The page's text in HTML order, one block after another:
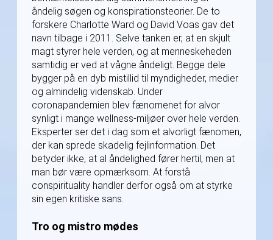
åndelig søgen og konspirationsteorier. De to
forskere Charlotte Ward og David Voas gav det
navn tilbage i 2011. Selve tanken er, at en skjult
magt styrer hele verden, og at menneskeheden
samtidig er ved at vågne åndeligt. Begge dele
bygger på en dyb mistillid til myndigheder, medier
og almindelig videnskab. Under
coronapandemien blev fænomenet for alvor
synligt i mange wellness-miljøer over hele verden.
Eksperter ser det i dag som et alvorligt fænomen,
der kan sprede skadelig fejlinformation. Det
betyder ikke, at al åndelighed fører hertil, men at
man bør være opmærksom. At forstå
conspirituality handler derfor også om at styrke
sin egen kritiske sans.
Tro og mistro mødes